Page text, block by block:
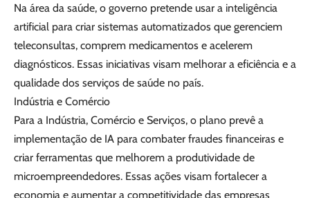
Na área da saúde, o governo pretende usar a inteligência
artificial para criar sistemas automatizados que gerenciem
teleconsultas, comprem medicamentos e acelerem
diagnósticos. Essas iniciativas visam melhorar a eficiência e a
qualidade dos serviços de saúde no país.
Indústria e Comércio
Para a Indústria, Comércio e Serviços, o plano prevê a
implementação de IA para combater fraudes financeiras e
criar ferramentas que melhorem a produtividade de
microempreendedores. Essas ações visam fortalecer a
economia e aumentar a competitividade das empresas